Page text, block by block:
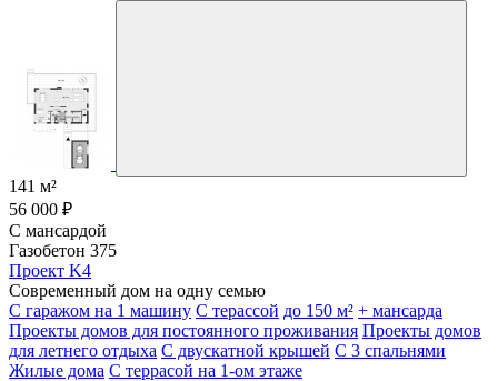
141 м²
56 000 ₽
С мансардой
Газобетон 375
Проект K4
Современный дом на одну семью
С гаражом на 1 машину С терассой до 150 м² + мансарда
Проекты домов для постоянного проживания Проекты домов
для летнего отдыха С двускатной крышей С 3 спальнями
Жилые дома С террасой на 1-ом этаже